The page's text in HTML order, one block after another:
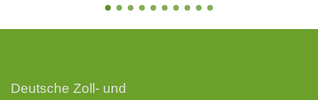
Deutsche Zoll- und